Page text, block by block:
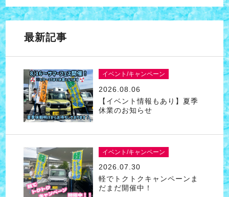
最新記事
イベント/キャンペーン
2026.08.06
【イベント情報もあり】夏季
休業のお知らせ
イベント/キャンペーン
2026.07.30
軽でトクトクキャンペーンま
だまだ開催中！